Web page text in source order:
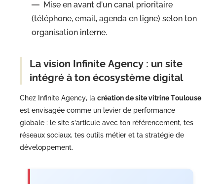
Mise en avant d’un canal prioritaire
(téléphone, email, agenda en ligne) selon ton
organisation interne.
La vision Infinite Agency : un site
intégré à ton écosystème digital
Chez Infinite Agency, la création de site vitrine Toulouse
est envisagée comme un levier de performance
globale : le site s’articule avec ton référencement, tes
réseaux sociaux, tes outils métier et ta stratégie de
développement.